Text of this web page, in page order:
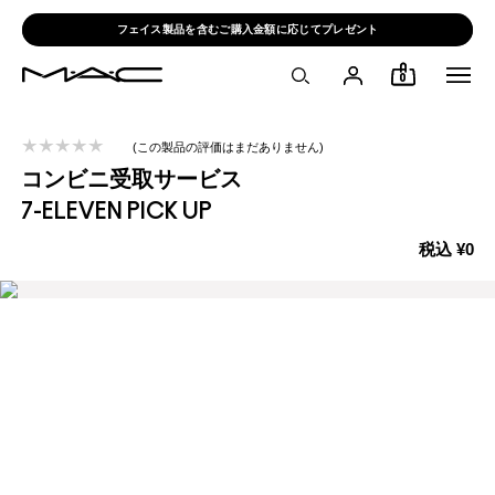
フェイス製品を含むご購入金額に応じてプレゼント
0
コンビニ受取サービス
7-ELEVEN PICK UP
税込 ¥0
この製品の評価はまだありません